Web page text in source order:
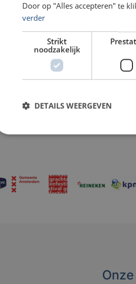
Door op "Alles accepteren" te
verder
Strikt
noodzakelijk
DETAILS WEERGEVEN